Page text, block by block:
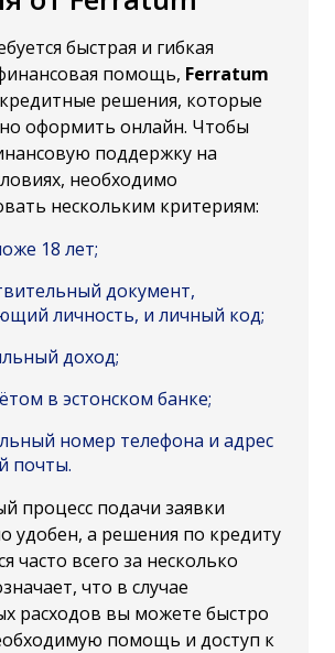
быстрая и гибкая
помощь, Ferratum
решения, которые
оформить онлайн. Чтобы
поддержку на
необходимо
нескольким критериям:
18 лет;
документ,
личность, и личный код;
доход;
в эстонском банке;
номер телефона и адрес
почты.
процесс подачи заявки
удобен, а решения по кредиту
часто всего за несколько
что в случае
расходов вы можете быстро
помощь и доступ к